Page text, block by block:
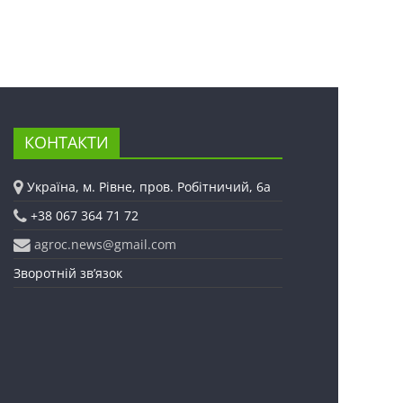
КОНТАКТИ
Україна, м. Рівне, пров. Робітничий, 6а
+38 067 364 71 72
agroc.news@gmail.com
Зворотній зв’язок